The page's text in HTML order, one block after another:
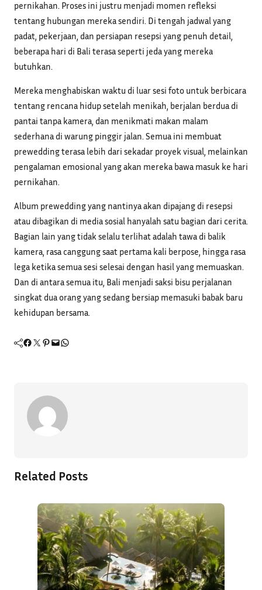
pernikahan. Proses ini justru menjadi momen refleksi
tentang hubungan mereka sendiri. Di tengah jadwal yang
padat, pekerjaan, dan persiapan resepsi yang penuh detail,
beberapa hari di Bali terasa seperti jeda yang mereka
butuhkan.
Mereka menghabiskan waktu di luar sesi foto untuk berbicara
tentang rencana hidup setelah menikah, berjalan berdua di
pantai tanpa kamera, dan menikmati makan malam
sederhana di warung pinggir jalan. Semua ini membuat
prewedding terasa lebih dari sekadar proyek visual, melainkan
pengalaman emosional yang akan mereka bawa masuk ke hari
pernikahan.
Album prewedding yang nantinya akan dipajang di resepsi
atau dibagikan di media sosial hanyalah satu bagian dari cerita.
Bagian lain yang tidak selalu terlihat adalah tawa di balik
kamera, rasa canggung saat pertama kali berpose, hingga rasa
lega ketika semua sesi selesai dengan hasil yang memuaskan.
Dan di antara semua itu, Bali menjadi saksi bisu perjalanan
singkat dua orang yang sedang bersiap memasuki babak baru
kehidupan bersama.
Facebook Twitter Pinterest Mail WhatsApp
Related Posts